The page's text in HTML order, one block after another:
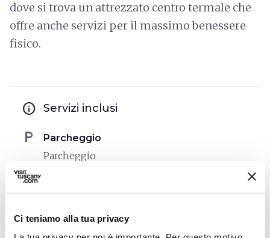
Ci teniamo alla tua privacy
dove si trova un attrezzato centro termale che
offre anche servizi per il massimo benessere
fisico.
info Servizi inclusi
local_parking Parcheggio
Parcheggio
sports_basketball